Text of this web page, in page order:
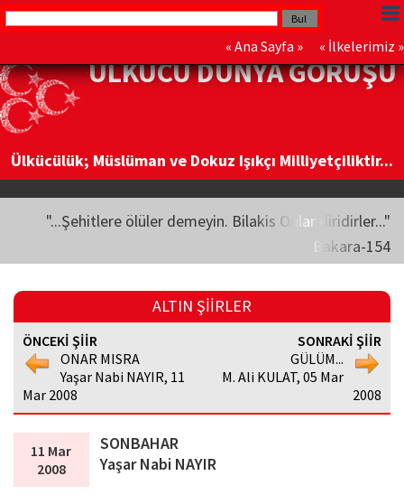
« Ana Sayfa » « İlkelerimiz »
ÜLKÜCÜ DÜNYA GÖRÜŞÜ
Ülkücülük; Müslüman ve Dokuz Işıkçı Milliyetçiliktir...
"...Şehitlere ölüler demeyin. Bilakis Onlar diridirler..."
Bakara-154
ALTIN ŞİİRLER
ÖNCEKİ ŞİİR
ONAR MISRA
Yaşar Nabi NAYIR, 11
Mar 2008
SONRAKİ ŞİİR
GÜLÜM...
M. Ali KULAT, 05 Mar
2008
11 Mar
2008
SONBAHAR
Yaşar Nabi NAYIR